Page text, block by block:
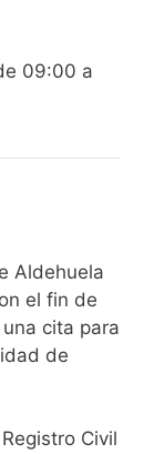
09:00 a
Aldehuela
el fin de
cita para
de
Civil